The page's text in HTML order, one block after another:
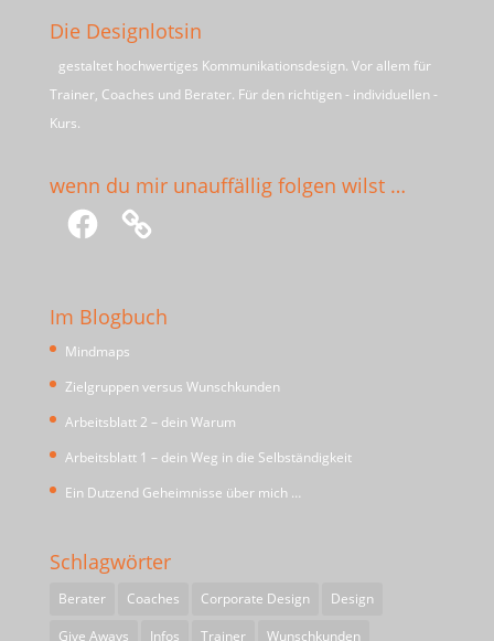
Die Designlotsin
gestaltet hochwertiges Kommunikationsdesign. Vor allem für
Trainer, Coaches und Berater. Für den richtigen - individuellen -
Kurs.
wenn du mir unauffällig folgen wilst …
Facebook
Im Blogbuch
Mindmaps
Zielgruppen versus Wunschkunden
Arbeitsblatt 2 – dein Warum
Arbeitsblatt 1 – dein Weg in die Selbständigkeit
Ein Dutzend Geheimnisse über mich …
Schlagwörter
Berater Coaches Corporate Design
Design
Give Aways
Infos Trainer Wunschkunden